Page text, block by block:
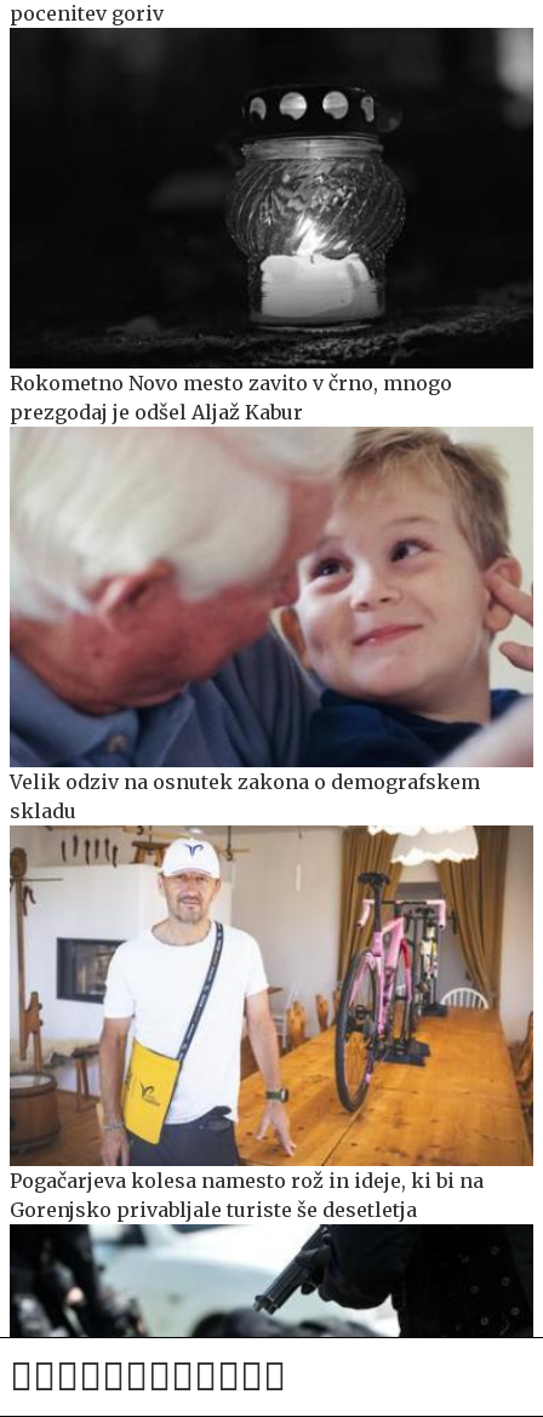
pocenitev goriv
Rokometno Novo mesto zavito v črno, mnogo
prezgodaj je odšel Aljaž Kabur
Velik odziv na osnutek zakona o demografskem
skladu
Pogačarjeva kolesa namesto rož in ideje, ki bi na
Gorenjsko privabljale turiste še desetletja